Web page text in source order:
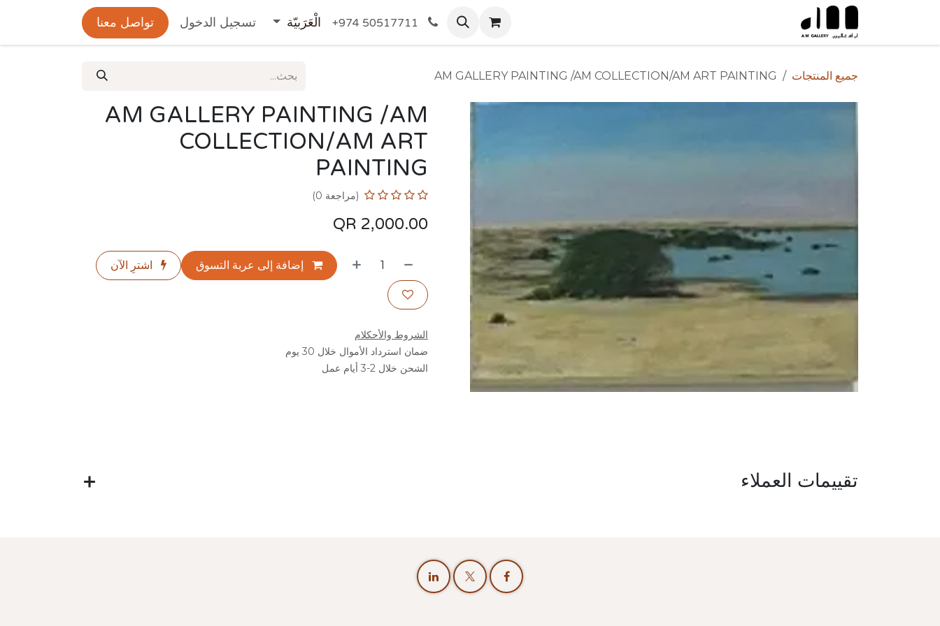
تخطي للذهاب إلى المحتوى
+974 50517711 الْعَرَبيّة تسجيل الدخول تواصل معنا
جميع المنتجات AM GALLERY PAINTING /AM COLLECTION/AM ART PAINTING
AM GALLERY PAINTING /AM
COLLECTION/AM ART
PAINTING
(مراجعة 0)
2,000.00
إضافة إلى عربة التسوق اشترِ الآن
الشروط والأحكلام
ضمان استرداد الأموال خلال 30 يوم
الشحن خلال 2-3 أيام عمل
تقييمات العملاء